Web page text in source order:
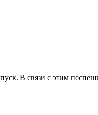
В связи с этим